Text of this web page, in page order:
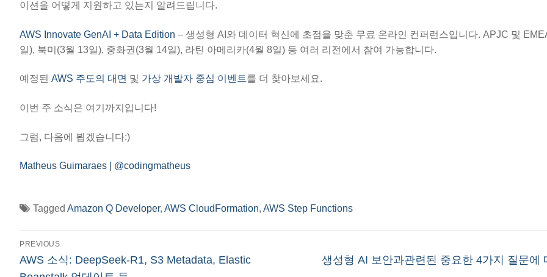
이션을 어떻게 지원하고 있는지 알려드립니다.
AWS Innovate GenAI + Data Edition – 생성형 AI와 데이터 혁신에 초점을 맞춘 무료 온라인 컨퍼런스입니다. APJC 및
일), 북미(3월 13일), 중화권(3월 14일), 라틴 아메리카(4월 8일) 등 여러 리전에서 참여 가능합니다.
예정된 AWS 주도의 대면 및 가상 개발자 중심 이벤트를 더 찾아보세요.
이번 주 소식은 여기까지입니다!
그럼, 다음에 뵙겠습니다:)
Matheus Guimaraes | @codingmatheus
Tagged Amazon Q Developer, AWS CloudFormation, AWS Step Functions
글
탐
PREVIOUS
Previous
post:
AWS 소식: DeepSeek-R1, S3 Metadata, Elastic
Next
생성형 AI 보안과관련된 중요한 4가지 질문에